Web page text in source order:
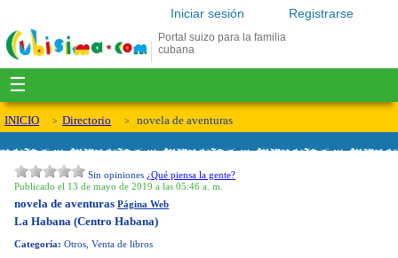
Registrarse
Iniciar sesión
Portal suizo para la familia
cubana
☰
INICIO Directorio novela de aventuras
Sin opiniones ¿Qué piensa la gente?
Publicado el 13 de mayo de 2019 a las 05:46 a. m.
novela de aventuras Página Web
La Habana (Centro Habana)
Categoría: Otros, Venta de libros